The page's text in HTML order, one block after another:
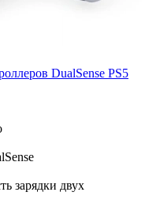
DualSense PS5
зарядки двух